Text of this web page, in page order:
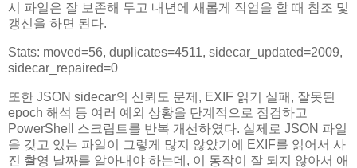
시 파일은 잘 보존해 두고 내년에 새롭게 작업을 할 때 참조 및
갱신을 하면 된다.
Stats: moved=56, duplicates=4511, sidecar_updated=2009,
sidecar_repaired=0
또한 JSON sidecar의 신뢰도 문제, EXIF 읽기 실패, 잘못된
epoch 해석 등 여러 예외 상황을 단계적으로 점검하고
PowerShell 스크립트를 반복 개선하였다. 실제로 JSON 파일
을 갖고 있는 파일이 그렇게 많지 않았기에 EXIF를 읽어서 사
진 촬영 날짜를 알아내야 하는데, 이 동작이 잘 되지 않아서 애